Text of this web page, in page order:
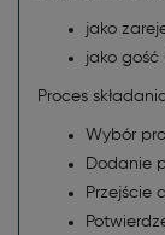
jako
jako gość
Proces
Wybór
Dodanie
Przejście